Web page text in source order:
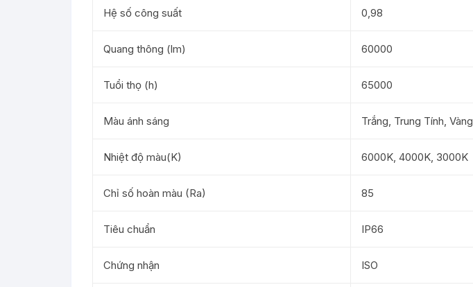
Hệ số công suất 0,98
Quang thông (lm) 60000
Tuổi thọ (h) 65000
Màu ánh sáng Trắng, Trung Tính, Vàng
Nhiệt độ màu(K) 6000K, 4000K, 3000K
Chỉ số hoàn màu (Ra) 85
Tiêu chuẩn IP66
Chứng nhận ISO